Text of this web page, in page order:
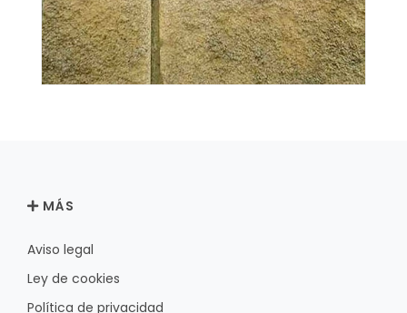
MÁS
Aviso legal
Ley de cookies
Política de privacidad